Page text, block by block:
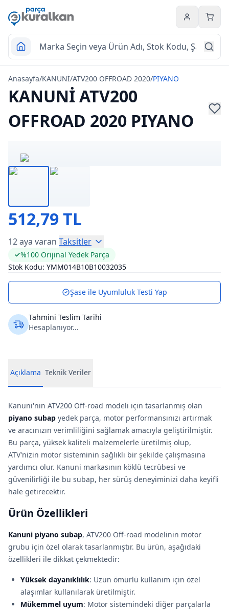
Hesabım
Anasayfa/KANUNİ/ATV200 OFFROAD 2020/PIYANO
KANUNİ ATV200
OFFROAD 2020 PIYANO
512,79 TL
12 aya varan Taksitler
%100 Orijinal Yedek Parça
Stok Kodu: YMM014B10B10032035
Şase ile Uyumluluk Testi Yap
Tahmini Teslim Tarihi
Hesaplanıyor...
Açıklama Teknik Veriler
Kanuni'nin ATV200 Off-road modeli için tasarlanmış olan
piyano subap yedek parça, motor performansınızı artırmak
ve aracınızın verimliliğini sağlamak amacıyla geliştirilmiştir.
Bu parça, yüksek kaliteli malzemelerle üretilmiş olup,
ATV'nizin motor sisteminin sağlıklı bir şekilde çalışmasına
yardımcı olur. Kanuni markasının köklü tecrübesi ve
güvenilirliği ile bu subap, her sürüş deneyiminizi daha keyifli
hale getirecektir.
Ürün Özellikleri
Kanuni piyano subap, ATV200 Off-road modelinin motor
grubu için özel olarak tasarlanmıştır. Bu ürün, aşağıdaki
özellikleri ile dikkat çekmektedir:
Yüksek dayanıklılık: Uzun ömürlü kullanım için özel
alaşımlar kullanılarak üretilmiştir.
Mükemmel uyum: Motor sistemindeki diğer parçalarla